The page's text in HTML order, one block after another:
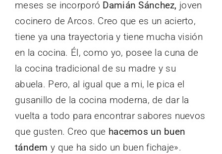
meses se incorporó Damián Sánchez, joven
cocinero de Arcos. Creo que es un acierto,
tiene ya una trayectoria y tiene mucha visión
en la cocina. Él, como yo, posee la cuna de
la cocina tradicional de su madre y su
abuela. Pero, al igual que a mi, le pica el
gusanillo de la cocina moderna, de dar la
vuelta a todo para encontrar sabores nuevos
que gusten. Creo que hacemos un buen
tándem y que ha sido un buen fichaje».